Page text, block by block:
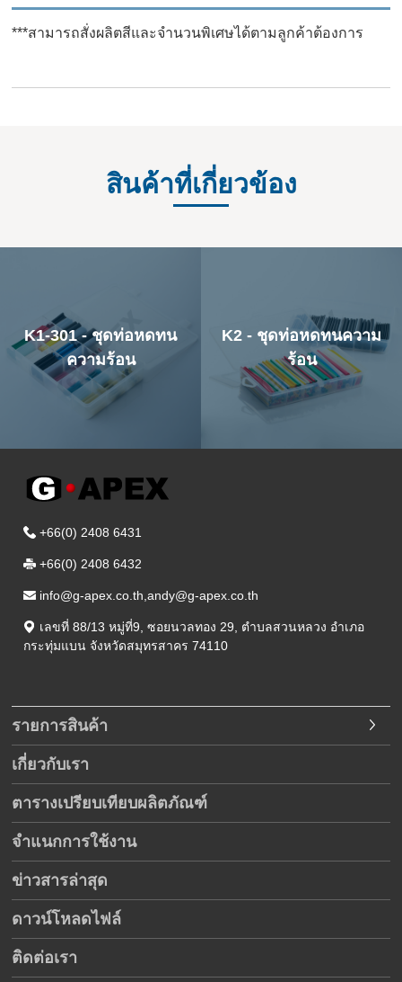
***สามารถสั่งผลิตสีและจำนวนพิเศษได้ตามลูกค้าต้องการ
สินค้าที่เกี่ยวข้อง
K1-301 - ชุดท่อหดทน
ความร้อน
K2 - ชุดท่อหดทนความ
ร้อน
+66(0) 2408 6431
+66(0) 2408 6432
info@g-apex.co.th,andy@g-apex.co.th
เลขที่ 88/13 หมู่ที่9 ,ซอยนวลทอง 29
ตำบลสวนหลวง อำเภอ
กระทุ่มแบน จังหวัดสมุทรสาคร 74110
รายการสินค้า
เกี่ยวกับเรา
ตารางเปรียบเทียบผลิตภัณฑ์
จำแนกการใช้งาน
ข่าวสารล่าสุด
ดาวน์โหลดไฟล์
ติดต่อเรา